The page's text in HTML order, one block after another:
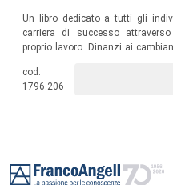
Un libro dedicato a tutti gli
carriera di successo
proprio lavoro. Dinanzi ai
che permette alle persone di
cod.
1796.206